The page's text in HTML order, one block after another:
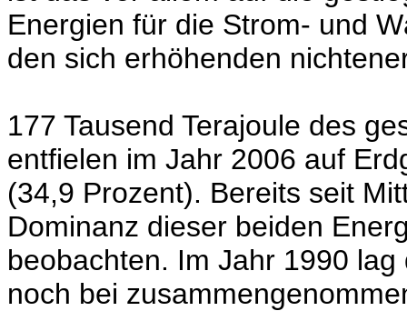
Energien für die Strom- und
den sich erhöhenden
177 Tausend Terajoule des
entfielen im Jahr 2006 auf
(34,9 Prozent). Bereits seit
Dominanz dieser beiden
beobachten. Im Jahr 1990
noch bei